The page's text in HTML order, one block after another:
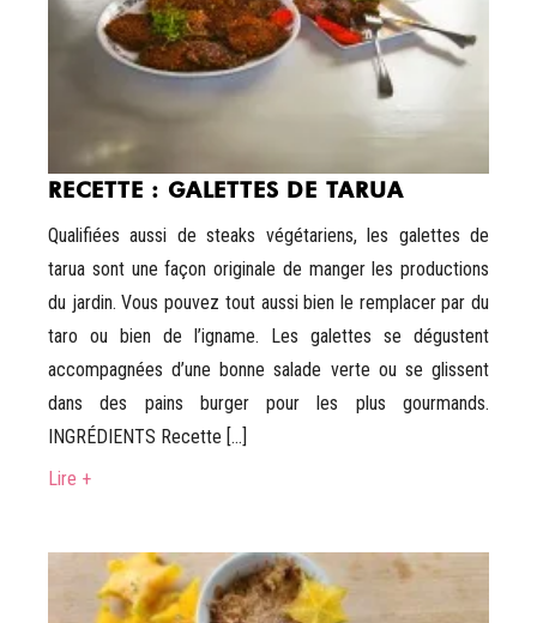
RECETTE : GALETTES DE TARUA
Qualifiées aussi de steaks végétariens, les galettes de
tarua sont une façon originale de manger les productions
du jardin. Vous pouvez tout aussi bien le remplacer par du
taro ou bien de l’igname. Les galettes se dégustent
accompagnées d’une bonne salade verte ou se glissent
dans des pains burger pour les plus gourmands.
INGRÉDIENTS Recette […]
Lire +